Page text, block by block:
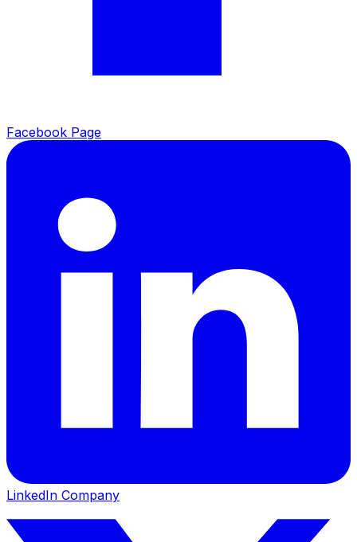
Facebook Page
LinkedIn Company